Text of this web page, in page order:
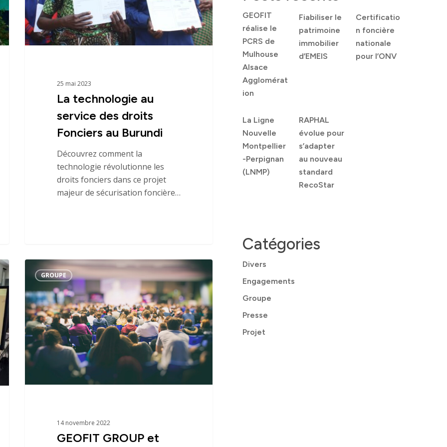
Fonciers
au
Burundi
25 mai 2023
La technologie au
service des droits
Fonciers au Burundi
Découvrez comment la
technologie révolutionne les
droits fonciers dans ce projet
majeur de sécurisation foncière…
GEOFIT
GROUP
et
IGN
FI
parrainent
l’ENSG
GROUPE
14 novembre 2022
GEOFIT GROUP et
GEOFIT
réalise le
PCRS de
Mulhouse
Alsace
Agglomérat
ion
Fiabiliser le
patrimoine
immobilier
d’EMEIS
Certificatio
n foncière
nationale
pour l’ONV
La Ligne
Nouvelle
Montpellier
-Perpignan
(LNMP)
RAPHAL
évolue pour
s’adapter
au nouveau
standard
RecoStar
Catégories
Divers
Engagements
Groupe
Presse
Projet